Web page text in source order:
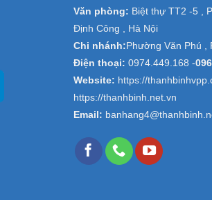
Văn phòng: Biệt thự TT2 -5 ,
Định Công , Hà Nội
Chi nhánh: Phường Văn Phú ,
Điện thoại: 0974.449.168 -
Website: https://
https://thanhbinh.net.vn
Email: